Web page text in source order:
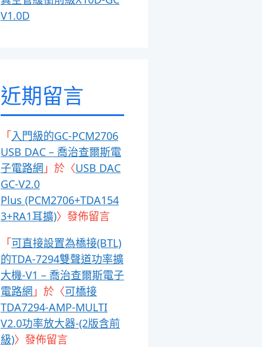
V1.0D
近期留言
「入門級的GC-PCM2706
USB DAC – 喬治查爾斯電
子電路網 」於〈USB DAC
GC-V2.0
Plus (PCM2706+TDA154
3+RA1耳擴)〉發佈留言
「可直接設置為橋接(BTL)
的TDA-7294雙聲道功率擴
大機-V1 – 喬治查爾斯電子
電路網 」於〈可橋接
TDA7294-AMP-MULTI
V2.0功率放大器-(2版含前
級)〉發佈留言